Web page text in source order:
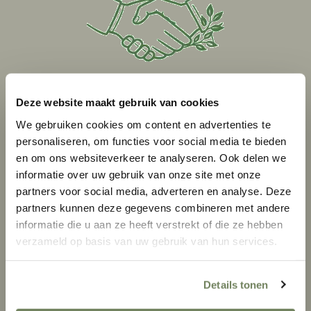
Deze website maakt gebruik van cookies
We gebruiken cookies om content en advertenties te
personaliseren, om functies voor social media te bieden
en om ons websiteverkeer te analyseren. Ook delen we
informatie over uw gebruik van onze site met onze
partners voor social media, adverteren en analyse. Deze
partners kunnen deze gegevens combineren met andere
informatie die u aan ze heeft verstrekt of die ze hebben
verzameld op basis van uw gebruik van hun services.
Details tonen
FAMILIEBEDRIJF SINDS 2008
Persoonlijk advies
en bewezen vakkennis